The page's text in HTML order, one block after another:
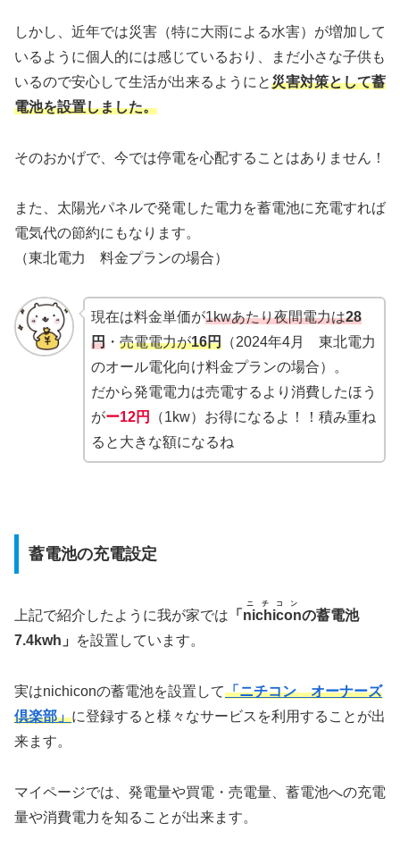
しかし、近年では災害（特に大雨による水害）が増加して
いるように個人的には感じているおり、まだ小さな子供も
いるので安心して生活が出来るようにと災害対策として蓄
電池を設置しました。
そのおかげで、今では停電を心配することはありません！
また、太陽光パネルで発電した電力を蓄電池に充電すれば
電気代の節約にもなります。
（東北電力 料金プランの場合）
現在は料金単価が1kwあたり夜間電力は28
円・ 売電電力が16円（2024年4月 東北電力
のオール電化向け料金プランの場合）。
だから発電電力は売電するより消費したほう
がー12円
（1kw）お得になるよ！！積み重ね
ると大きな額になるね
蓄電池の充電設定
上記で紹介したように我が家では 「 nichicon
ニチコン
の蓄電池
7.4kwh」
を設置しています。
実はnichiconの蓄電池を設置して「ニチコン オーナーズ
倶楽部」に登録すると様々なサービスを利用することが出
来ます。
マイページでは、発電量や買電・売電量、蓄電池への充電
量や消費電力を知ることが出来ます。